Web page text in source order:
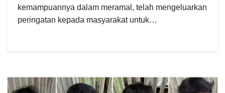
kemampuannya dalam meramal, telah mengeluarkan
peringatan kepada masyarakat untuk…